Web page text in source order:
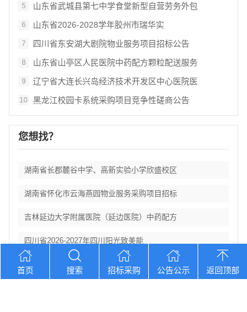
5 山东省武城县第七中学食堂新型自营劳务外包
6 山东省2026‑2028学年胶州市瑞华实
7 四川省东安湖大剧院物业服务项目招标公告
8 山东省山亭区人民医院中药配方颗粒配送服务
9 辽宁省大连长兴岛经济技术开发区中心医院医
10 黑龙江校园卡系统采购项目竞争性磋商公告
您想找？
湖南省长郡麓谷中学、高新实验小学欣盛校区
湖南省怀化市云海燕园物业服务采购项目招标
吉林延边大学附属医院（延边医院）中药配方
四川省2026‑2027年四川阳光致美能
山东省武城县第七中学食堂新型自营劳务外包
首页 搜索 招标采购 公告公示 返回顶部